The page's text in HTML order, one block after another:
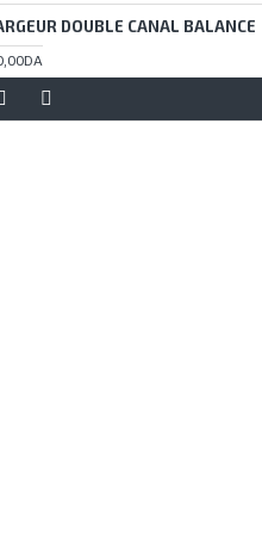
DOUBLE CANAL BALANCE